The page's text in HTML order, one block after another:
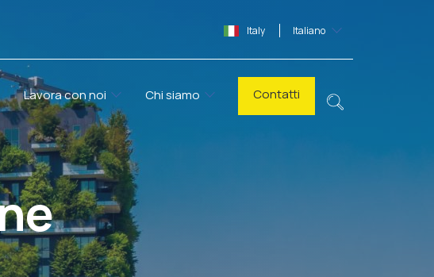
Italy Italiano
Lavora con noi Chi siamo Contatti